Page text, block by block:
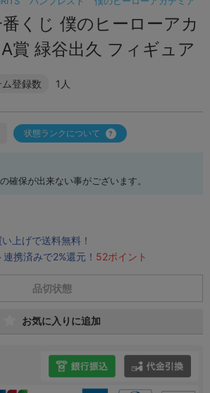
番くじ 僕のヒーローアカ
賞 緑谷出久 フィギュア
登録数 1人
状態ランクについて
確保が出来ない事がございます。
上げで送料無料！
携済みで2%還元！ 52ポイント
品切状態
お気に入りに追加